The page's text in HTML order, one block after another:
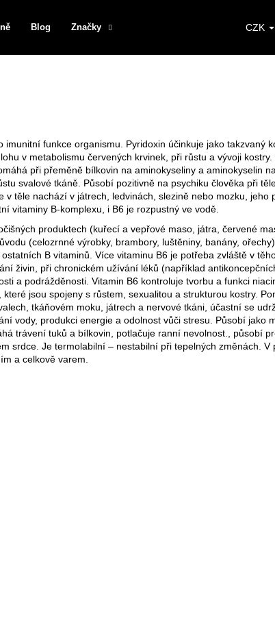
Blog Značky CZK
imunitní funkce organismu. Pyridoxin účinkuje jako takzvaný
v metabolismu červených krvinek, při růstu a vývoji
při přeměně bílkovin na aminokyseliny a aminokyselin
svalové tkáně. Působí pozitivně na psychiku člověka při
v těle nachází v játrech, ledvinách, slezině nebo mozku, jeho
vitaminy B-komplexu, i B6 je rozpustný ve vodě.
produktech (kuřecí a vepřové maso, játra, červené
(celozrnné výrobky, brambory, luštěniny, banány,
B vitaminů. Více vitaminu B6 je potřeba zvláště v
živin, při chronickém užívání léků (například
a podrážděnosti. Vitamin B6 kontroluje tvorbu a funkci
jsou spojeny s růstem, sexualitou a strukturou kostry.
tkáňovém moku, játrech a nervové tkáni, účastní se
vody, produkci energie a odolnost vůči stresu. Působí jako
trávení tuků a bílkovin, potlačuje ranní nevolnost., působí
srdce. Je termolabilní – nestabilní při tepelných změnách. V
a celkově varem.